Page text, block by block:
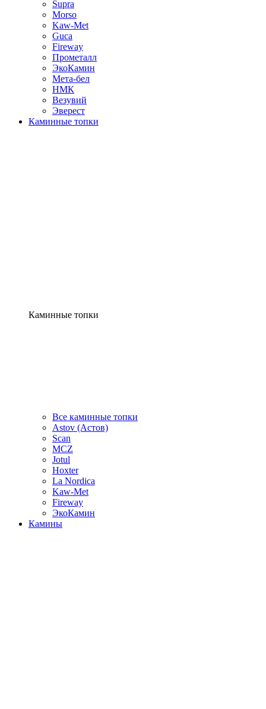
Supra
Morso
Kaw-Met
Guca
Fireway
Прометалл
ЭкоКамин
Мета-бел
НМК
Везувий
Эверест
Каминные топки
Каминные топки
Все каминные топки
Astov (Астов)
Scan
MCZ
Jotul
Hoxter
La Nordica
Kaw-Met
Fireway
ЭкоКамин
Камины